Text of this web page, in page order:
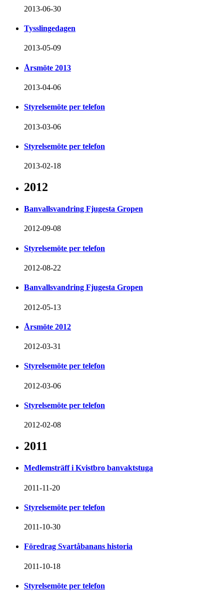
2013-06-30
Tysslingedagen
2013-05-09
Årsmöte 2013
2013-04-06
Styrelsemöte per telefon
2013-03-06
Styrelsemöte per telefon
2013-02-18
2012
Banvallsvandring Fjugesta Gropen
2012-09-08
Styrelsemöte per telefon
2012-08-22
Banvallsvandring Fjugesta Gropen
2012-05-13
Årsmöte 2012
2012-03-31
Styrelsemöte per telefon
2012-03-06
Styrelsemöte per telefon
2012-02-08
2011
Medlemsträff i Kvistbro banvaktstuga
2011-11-20
Styrelsemöte per telefon
2011-10-30
Föredrag Svartåbanans historia
2011-10-18
Styrelsemöte per telefon